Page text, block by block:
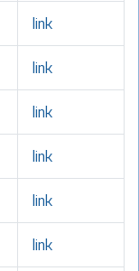
link
link
link
link
link
link